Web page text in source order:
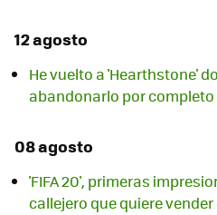
12 agosto
He vuelto a 'Hearthstone'
abandonarlo por completo
08 agosto
'FIFA 20', primeras
callejero que quiere